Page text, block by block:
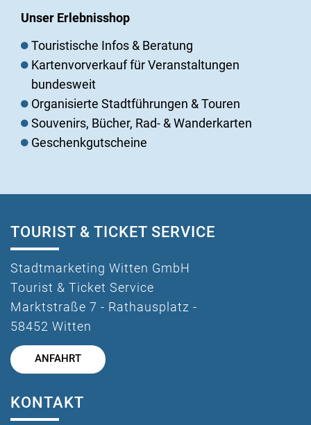
Unser Erlebnisshop
Touristische Infos & Beratung
Kartenvorverkauf für Veranstaltungen
bundesweit
Organisierte Stadtführungen & Touren
Souvenirs, Bücher, Rad- & Wanderkarten
Geschenkgutscheine
TOURIST & TICKET SERVICE
Stadtmarketing Witten GmbH
Tourist & Ticket Service
Marktstraße 7 - Rathausplatz -
58452 Witten
ANFAHRT
KONTAKT